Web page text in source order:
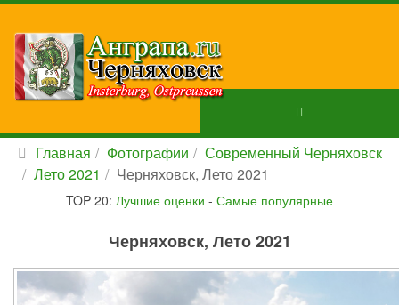
Главная Фотографии
Современный Черняховск
Лето 2021
Черняховск, Лето 2021
TOP 20: Лучшие оценки - Самые популярные
Черняховск, Лето 2021